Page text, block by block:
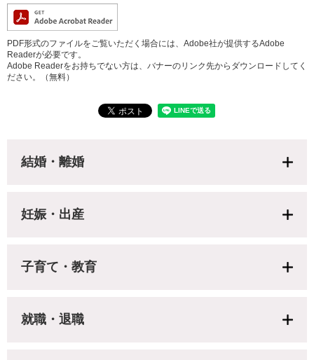
PDF形式のファイルをご覧いただく場合には、Adobe社が提供するAdobe
Readerが必要です。
Adobe Readerをお持ちでない方は、バナーのリンク先からダウンロードしてく
ださい。（無料）
結婚・離婚
妊娠・出産
子育て・教育
就職・退職